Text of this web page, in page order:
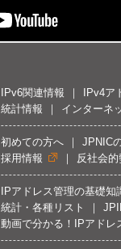
IPv6関連情報 IPv4ア
統計情報
インターネ
初めての方へ JPNIC
採用情報
反社会
IPアドレス管理の基礎知
統計・各種リスト
動画で分かる！IPアドレ